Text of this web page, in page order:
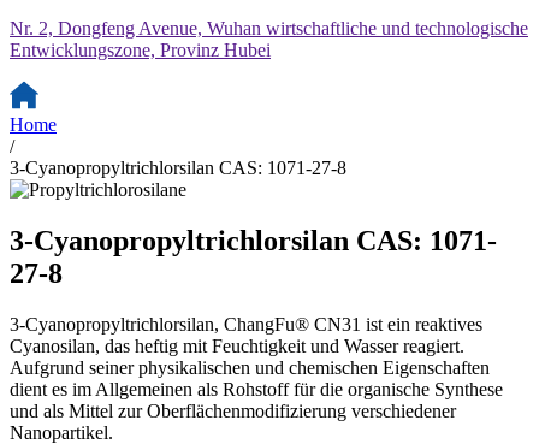
Nr. 2, Dongfeng Avenue, Wuhan wirtschaftliche und technologische
Entwicklungszone, Provinz Hubei
Home
/
3-Cyanopropyltrichlorsilan CAS: 1071-27-8
3-Cyanopropyltrichlorsilan CAS: 1071-
27-8
3-Cyanopropyltrichlorsilan, ChangFu® CN31 ist ein reaktives
Cyanosilan, das heftig mit Feuchtigkeit und Wasser reagiert.
Aufgrund seiner physikalischen und chemischen Eigenschaften
dient es im Allgemeinen als Rohstoff für die organische Synthese
und als Mittel zur Oberflächenmodifizierung verschiedener
Nanopartikel.